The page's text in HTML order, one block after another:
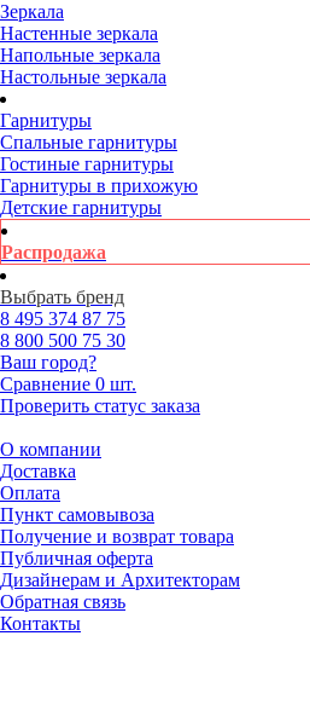
Зеркала
Настенные зеркала
Напольные зеркала
Настольные зеркала
Гарнитуры
Спальные гарнитуры
Гостиные гарнитуры
Гарнитуры в прихожую
Детские гарнитуры
Распродажа
Выбрать бренд
8 495 374 87 75
8 800 500 75 30
Ваш город?
Сравнение 0 шт.
Проверить статус заказа
О компании
Доставка
Оплата
Пункт самовывоза
Получение и возврат товара
Публичная оферта
Дизайнерам и Архитекторам
Обратная связь
Контакты